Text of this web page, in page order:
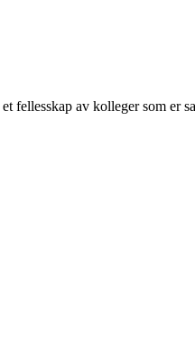
fellesskap av kolleger som er